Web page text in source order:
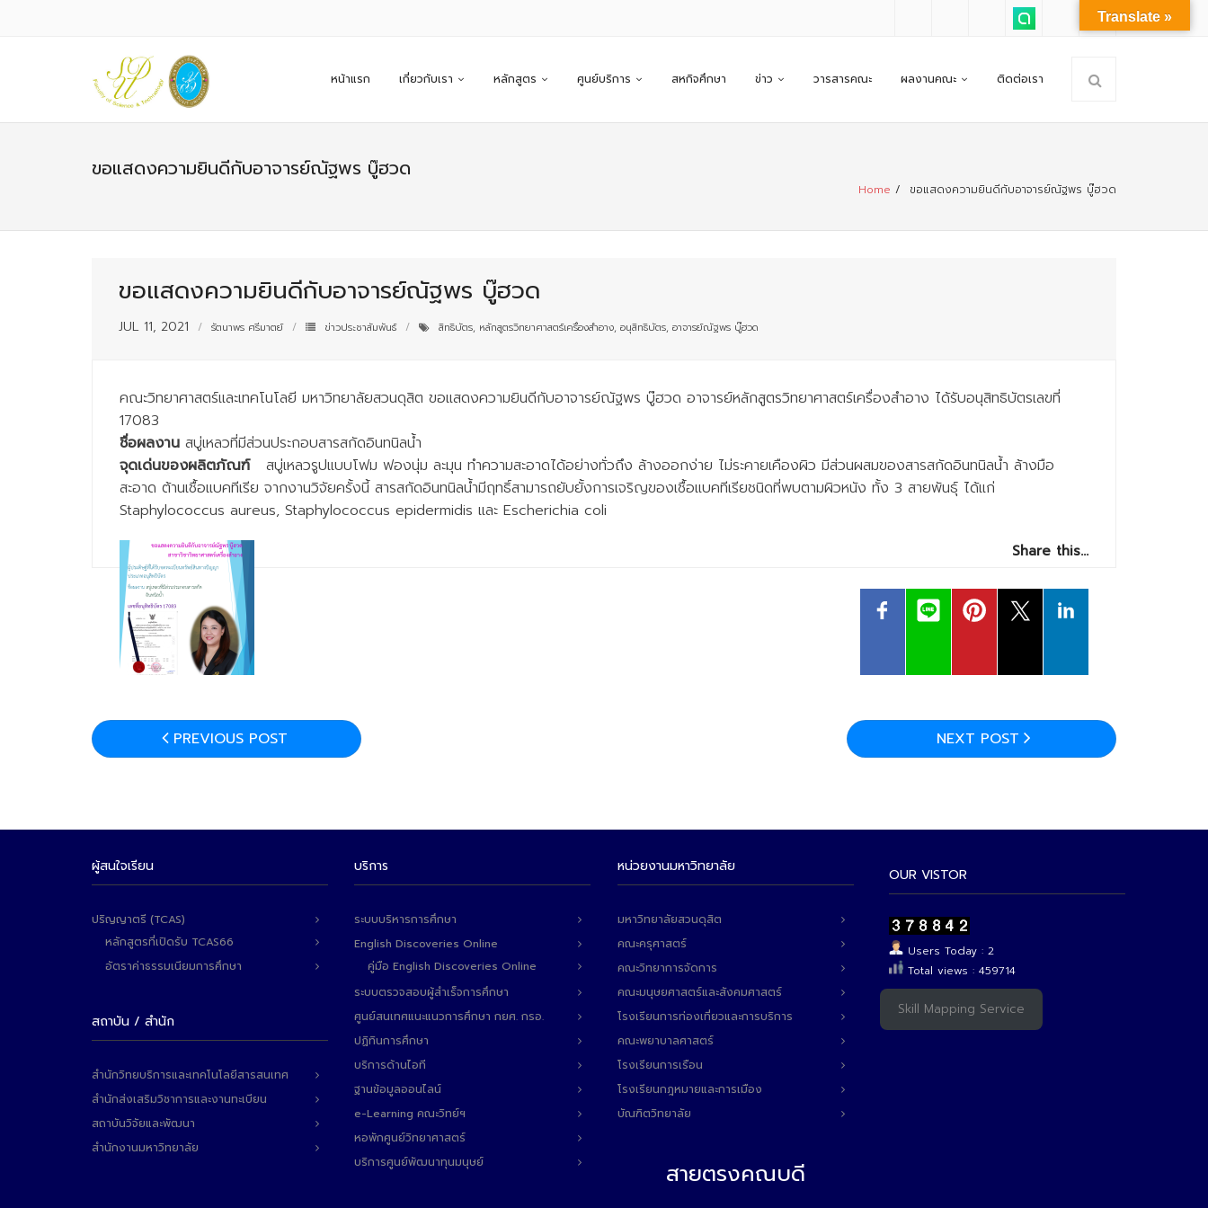
หน้าแรก เกี่ยวกับเรา หลักสูตร ศูนย์บริการ สหกิจศึกษา ข่าว วารสารคณะ ผลงานคณะ ติดต่อเรา
ขอแสดงความยินดีกับอาจารย์ณัฐพร บู๊ฮวด
Home / ขอแสดงความยินดีกับอาจารย์ณัฐพร บู๊ฮวด
ขอแสดงความยินดีกับอาจารย์ณัฐพร บู๊ฮวด
JUL 11, 2021 รัตนาพร ศรีมาตย์ ข่าวประชาสัมพันธ์ สิทธิบัตร, หลักสูตรวิทยาศาสตร์เครื่องสำอาง, อนุสิทธิบัตร, อาจารย์ณัฐพร บู๊ฮวด
คณะวิทยาศาสตร์และเทคโนโลยี มหาวิทยาลัยสวนดุสิต ขอแสดงความยินดีกับอาจารย์ณัฐพร บู๊ฮวด อาจารย์หลักสูตรวิทยาศาสตร์เครื่องสำอาง ได้รับอนุสิทธิบัตรเลขที่
17083
ชื่อผลงาน สบู่เหลวที่มีส่วนประกอบสารสกัดอินทนิลน้ำ
จุดเด่นของผลิตภัณฑ์สบู่เหลวรูปแบบโฟม ฟองนุ่ม ละมุน ทำความสะอาดได้อย่างทั่วถึง ล้างออกง่าย ไม่ระคายเคืองผิว มีส่วนผสมของสารสกัดอินทนิลน้ำ ล้างมือ
สะอาด ต้านเชื้อแบคทีเรีย จากงานวิจัยครั้งนี้ สารสกัดอินทนิลน้ำมีฤทธิ์สามารถยับยั้งการเจริญของเชื้อแบคทีเรียชนิดที่พบตามผิวหนัง ทั้ง 3 สายพันธุ์ ได้แก่
Staphylococcus aureus, Staphylococcus epidermidis และ Escherichia coli
Share this…
PREVIOUS POST NEXT POST
ผู้สนใจเรียน
ปริญญาตรี (TCAS)
หลักสูตรที่เปิดรับ TCAS66
อัตราค่าธรรมเนียมการศึกษา
สถาบัน / สำนัก
สำนักวิทยบริการและเทคโนโลยีสารสนเทศ
สำนักส่งเสริมวิชาการและงานทะเบียน
สถาบันวิจัยและพัฒนา
สำนักงานมหาวิทยาลัย
บริการ
ระบบบริหารการศึกษา
English Discoveries Online
คู่มือ English Discoveries Online
ระบบตรวจสอบผู้สำเร็จการศึกษา
ศูนย์สนเทศแนะแนวการศึกษา กยศ. กรอ.
ปฏิทินการศึกษา
บริการด้านไอที
ฐานข้อมูลออนไลน์
e-Learning คณะวิทย์ฯ
หอพักศูนย์วิทยาศาสตร์
บริการศูนย์พัฒนาทุนมนุษย์
หน่วยงานมหาวิทยาลัย
มหาวิทยาลัยสวนดุสิต
คณะครุศาสตร์
คณะวิทยาการจัดการ
คณะมนุษยศาสตร์และสังคมศาสตร์
โรงเรียนการท่องเที่ยวและการบริการ
คณะพยาบาลศาสตร์
โรงเรียนการเรือน
โรงเรียนกฎหมายและการเมือง
บัณฑิตวิทยาลัย
สายตรงคณบดี
OUR VISTOR
Users Today : 2
Total views : 459714
Skill Mapping Service
Translate »